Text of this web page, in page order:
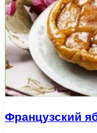
Французский